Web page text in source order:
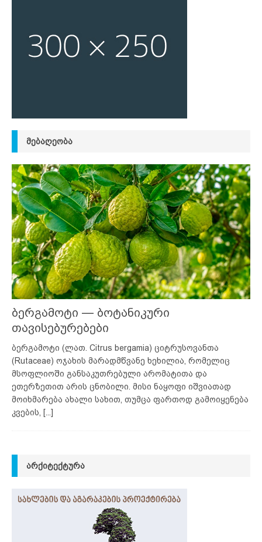
ᲛᲔᲑᲐᲦᲔᲝᲑᲐ
ბერგამოტი — ბოტანიკური
თავისებურებები
ბერგამოტი (ლათ. Citrus bergamia) ციტრუსოვანთა
(Rutaceae) ოჯახის მარადმწვანე ხეხილია, რომელიც
მსოფლიოში განსაკუთრებული არომატითა და
ეთერზეთით არის ცნობილი. მისი ნაყოფი იშვიათად
მოიხმარება ახალი სახით, თუმცა ფართოდ გამოიყენება
კვების,
[...]
ᲐᲠᲥᲘᲢᲔᲥᲢᲣᲠᲐ